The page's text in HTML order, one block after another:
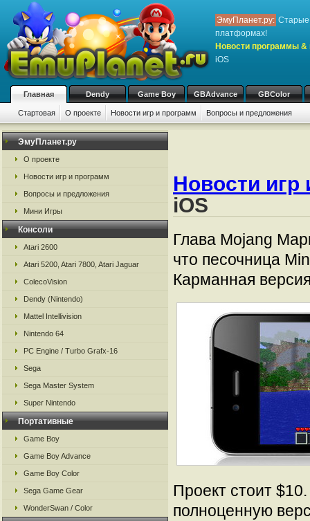
ЭмуПланет.ру: Старые
платформах!
Новости программы &
iOS
Главная Dendy Game Boy GBAdvance GBColor
Стартовая О проекте Новости игр и программ Вопросы и предложения
ЭмуПланет.ру
О проекте
Новости игр и программ
Вопросы и предложения
Мини Игры
Консоли
Atari 2600
Atari 5200, Atari 7800, Atari Jaguar
ColecoVision
Dendy (Nintendo)
Mattel Intellivision
Nintendo 64
PC Engine / Turbo Grafx-16
Sega
Sega Master System
Super Nintendo
Портативные
Game Boy
Game Boy Advance
Game Boy Color
Sega Game Gear
WonderSwan / Color
Новости игр
iOS
Глава Mojang
что песочница
Карманная
Проект стоит
полноценную